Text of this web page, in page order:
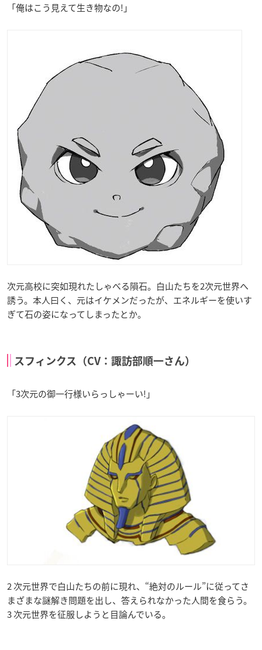
「俺はこう見えて生き物なの!」
次元高校に突如現れたしゃべる隕石。白山たちを2次元世界へ
誘う。本人曰く、元はイケメンだったが、エネルギーを使いす
ぎて石の姿になってしまったとか。
スフィンクス（CV：諏訪部順一さん）
「3次元の御一行様いらっしゃーい!」
2 次元世界で白山たちの前に現れ、“絶対のルール”に従ってさ
まざまな謎解き問題を出し、答えられなかった人間を食らう。
3 次元世界を征服しようと目論んでいる。